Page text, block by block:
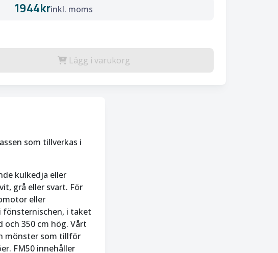
1944krinkl. moms
Lägg i varukorg
som tillverkas i
kulkedja eller
grå eller svart. För
eller
fönsternischen, i taket
och 350 cm hög. Vårt
mönster som tillför
FM50 innehåller